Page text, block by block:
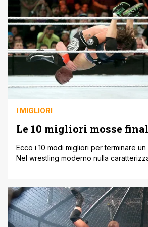
I MIGLIORI
Le 10 migliori mosse
Ecco i 10 modi migliori per terminare
Nel wrestling moderno nulla
look o la sua musica di ingresso.
di quelle che sono le 10 mosse finali [']